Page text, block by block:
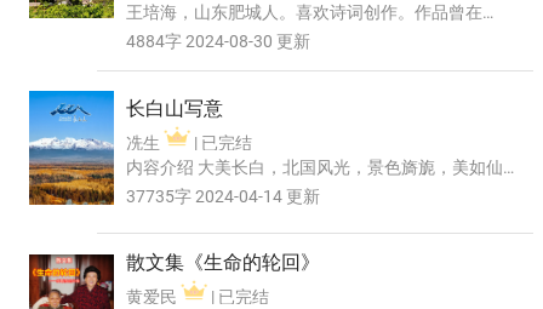
王培海，山东肥城人。喜欢诗词创作。作品曾在
《中华诗词》《山东文学》《历山诗苑》等刊物上
4884字 2024-08-30 更新
长白山写意
冼生
| 已完结
内容介绍 大美长白，北国风光，景色旖旎，美如仙
境，真的是一座特别神奇的山。长白山因其主峰多
37735字 2024-04-14 更新
散文集《生命的轮回》
黄爱民
| 已完结